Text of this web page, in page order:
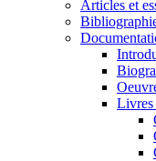
Articles et
Livres